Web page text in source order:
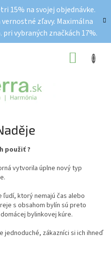
15% na svojej objednávke.
zľavy. Maximálna
pri vybraných značkách 17%.
použiť ?
vytvorila úplne nový typ
ľudí, ktorý nemajú čas alebo
s obsahom bylín sú preto
bylinkovej kúre.
jednoduché, zákazníci si ich ihneď